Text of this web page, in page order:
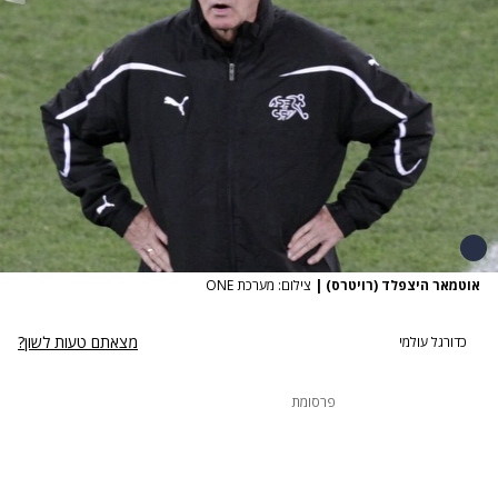
אוטמאר היצפלד (רויטרס) | צילום: מערכת ONE
כדורגל עולמי מצאתם טעות לשון?
פרסומת